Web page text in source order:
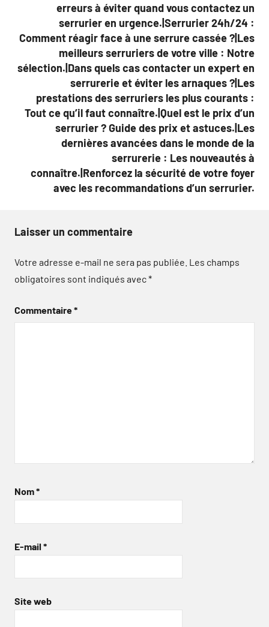
erreurs à éviter quand vous contactez un
serrurier en urgence.|Serrurier 24h/24 :
Comment réagir face à une serrure cassée ?|Les
meilleurs serruriers de votre ville : Notre
sélection.|Dans quels cas contacter un expert en
serrurerie et éviter les arnaques ?|Les
prestations des serruriers les plus courants :
Tout ce qu’il faut connaître.|Quel est le prix d’un
serrurier ? Guide des prix et astuces.|Les
dernières avancées dans le monde de la
serrurerie : Les nouveautés à
connaître.|Renforcez la sécurité de votre foyer
avec les recommandations d’un serrurier.
Laisser un commentaire
Votre adresse e-mail ne sera pas publiée. Les champs
obligatoires sont indiqués avec*
Commentaire*
Nom*
E-mail *
Site web